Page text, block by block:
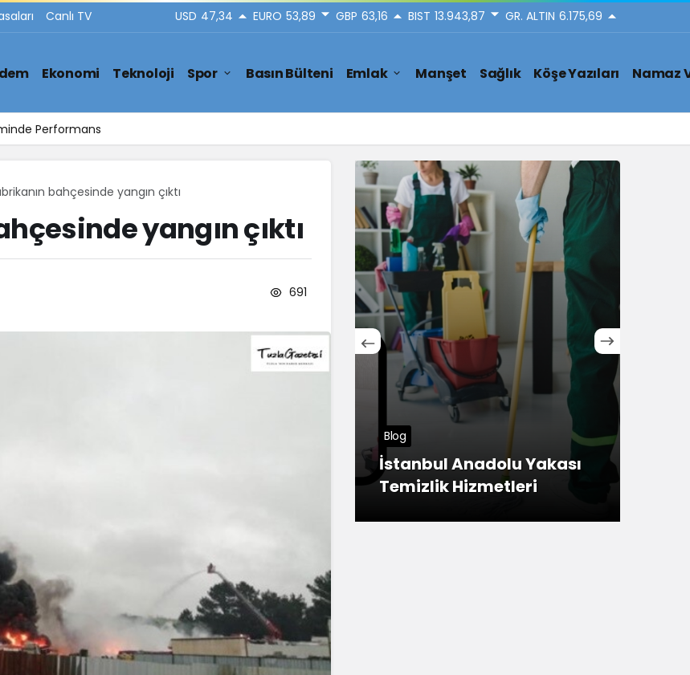
Canlı TV USD 47,34 EURO 53,89 GBP 63,16 BIST 13.943,87 GR. ALTIN 6.175,69
Ekonomi Teknoloji Spor Basın Bülteni Emlak Manşet Sağlık Köşe Yazıları Namaz
Performans
bahçesinde yangın çıktı
yangın çıktı
691
Blog
İstanbul Anadolu Yakası
Temizlik Hizmetleri